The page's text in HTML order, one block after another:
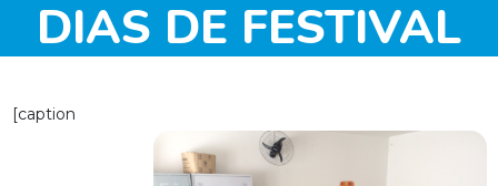
DIAS DE FESTIVAL
CAMPINAS/SP
[caption